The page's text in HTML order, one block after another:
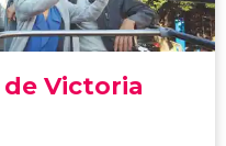
Victoria